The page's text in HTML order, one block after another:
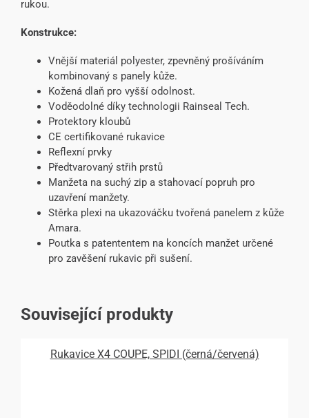
rukou.
Konstrukce:
Vnější materiál polyester, zpevněný prošíváním
kombinovaný s panely kůže.
Kožená dlaň pro vyšší odolnost.
Voděodolné díky technologii Rainseal Tech.
Protektory kloubů
CE certifikované rukavice
Reflexní prvky
Předtvarovaný střih prstů
Manžeta na suchý zip a stahovací popruh pro
uzavření manžety.
Stěrka plexi na ukazováčku tvořená panelem z kůže
Amara.
Poutka s patententem na koncích manžet určené
pro zavěšení rukavic při sušení.
Související produkty
Rukavice X4 COUPE, SPIDI (černá/červená)